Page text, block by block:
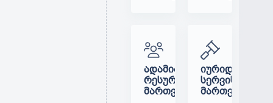
ᲐᲓᲐᲛᲘᲐᲜᲣᲠᲘ
ᲠᲔᲡᲣᲠᲡᲔᲑᲘᲡ
ᲛᲐᲠᲗᲕᲐ
ᲘᲣᲠᲘᲓᲘᲣᲚᲘ
ᲡᲔᲠᲕᲘᲡᲔᲑᲘᲡ
ᲛᲐᲠᲗᲕᲐ